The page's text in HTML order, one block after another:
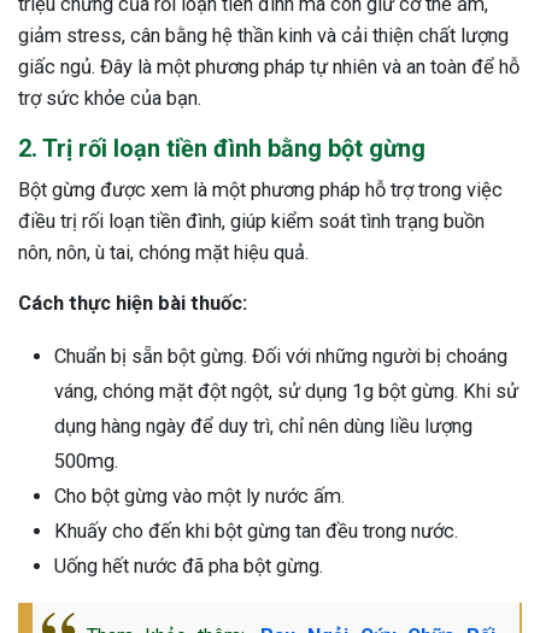
giảm stress, cân bằng hệ thần kinh và cải thiện chất lượng
giấc ngủ. Đây là một phương pháp tự nhiên và an toàn để hỗ
trợ sức khỏe của bạn.
2. Trị rối loạn tiền đình bằng bột gừng
Bột gừng được xem là một phương pháp hỗ trợ trong việc
điều trị rối loạn tiền đình, giúp kiểm soát tình trạng buồn
nôn, nôn, ù tai, chóng mặt hiệu quả.
Cách thực hiện bài thuốc:
Chuẩn bị sẵn bột gừng. Đối với những người bị choáng
váng, chóng mặt đột ngột, sử dụng 1g bột gừng. Khi sử
dụng hàng ngày để duy trì, chỉ nên dùng liều lượng
500mg.
Cho bột gừng vào một ly nước ấm.
Khuấy cho đến khi bột gừng tan đều trong nước.
Uống hết nước đã pha bột gừng.